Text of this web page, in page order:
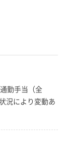
勤手当（全
況により変動あ